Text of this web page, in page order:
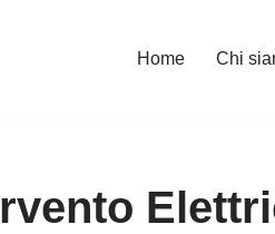
Home Chi